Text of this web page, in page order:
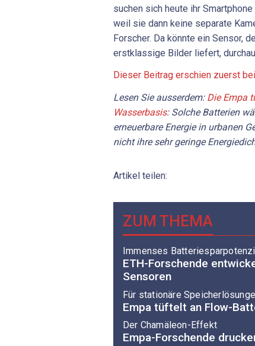
suchen sich heute ihr
weil sie dann keine separate
Forscher. Da könnte ein Sensor,
erstklassige Bilder liefert,
Dieser Beitrag erschien zuerst
Lesen Sie ausserdem: Die Empa
Wasserbasis: Solche Batterien
erneuerbare Energie in urbanen
nicht ihre sehr geringe
Artikel teilen:
ZUM THEMA
Immenses
ETH-Forschende
Sensoren
Für stationäre
Empa tüftelt an Flow-
Der Chamäleon-Effekt
Empa-Forschende